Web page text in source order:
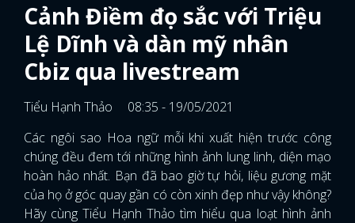
Cảnh Điềm đọ sắc với Triệu
Lệ Dĩnh và dàn mỹ nhân
Cbiz qua livestream
Tiểu Hạnh Thảo
08:35 - 19/05/2021
Các ngôi sao Hoa ngữ mỗi khi xuất hiện trước công
chúng đều đem tới những hình ảnh lung linh, diện mạo
hoàn hảo nhất. Bạn đã bao giờ tự hỏi, liệu gương mặt
của họ ở góc quay gần có còn xinh đẹp như vậy không?
Hãy cùng Tiểu Hạnh Thảo tìm hiểu qua loạt hình ảnh